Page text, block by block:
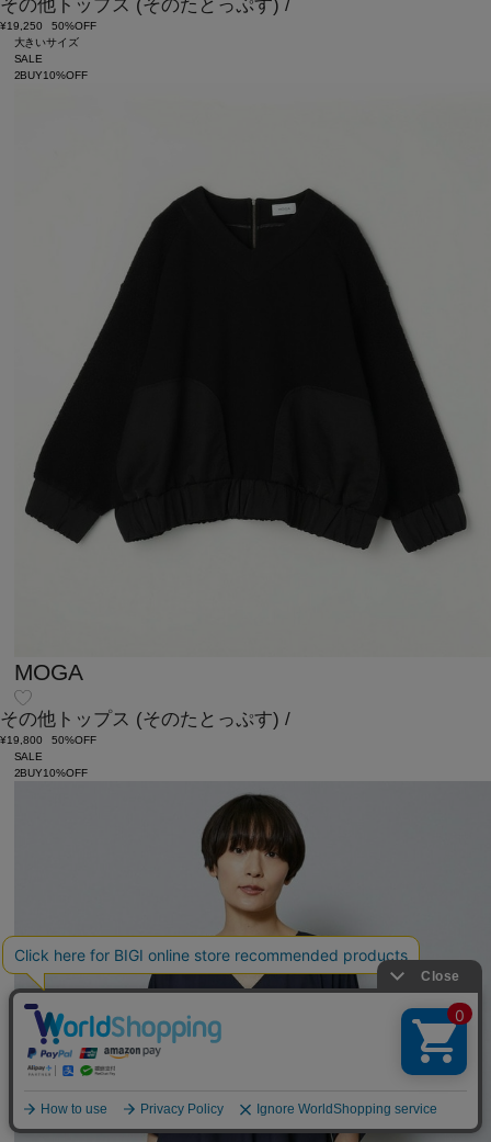
その他トップス (そのたとっぷす) /
¥19,250
50%OFF
大きいサイズ
SALE
2BUY10%OFF
MOGA
その他トップス (そのたとっぷす) /
¥19,800
50%OFF
SALE
2BUY10%OFF